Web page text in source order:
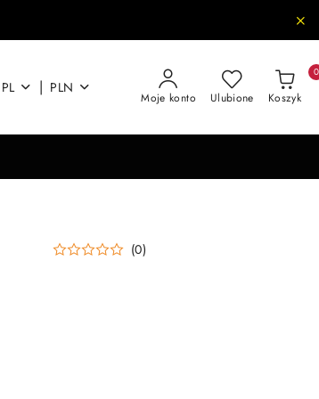
PL | PLN
Moje konto Ulubione Koszyk
0
(0)